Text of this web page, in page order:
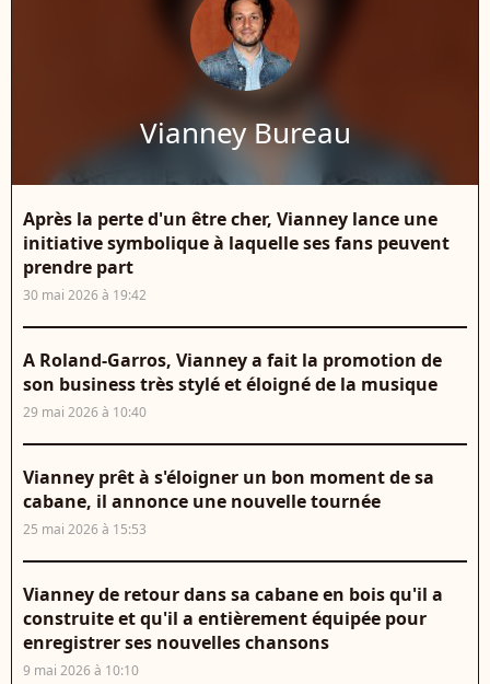
Vianney Bureau
Après la perte d'un être cher, Vianney lance une
initiative symbolique à laquelle ses fans peuvent
prendre part
30 mai 2026 à 19:42
A Roland-Garros, Vianney a fait la promotion de
son business très stylé et éloigné de la musique
29 mai 2026 à 10:40
Vianney prêt à s'éloigner un bon moment de sa
cabane, il annonce une nouvelle tournée
25 mai 2026 à 15:53
Vianney de retour dans sa cabane en bois qu'il a
construite et qu'il a entièrement équipée pour
enregistrer ses nouvelles chansons
9 mai 2026 à 10:10